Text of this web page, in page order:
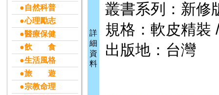
●自然科普
●心理勵志
●醫療保健
●飲 食
●生活風格
●旅 遊
●宗教命理
詳
細
資
料
叢書系列：新修
規格：軟皮精裝
出版地：台灣